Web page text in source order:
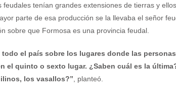
feudales tenían grandes extensiones de tierras y
parte de esa producción se la llevaba el señor
sobre que Formosa es una provincia feudal.
el país sobre los lugares donde las
el quinto o sexto lugar. ¿Saben cuál es la
los vasallos?” , planteó.